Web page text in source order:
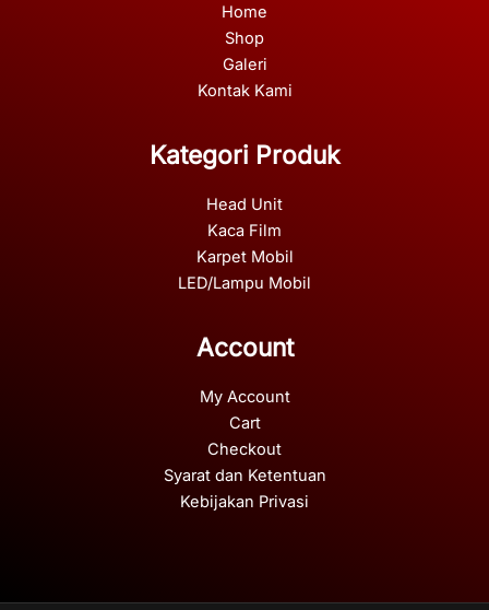
Home
Shop
Galeri
Kontak Kami
Kategori Produk
Head Unit
Kaca Film
Karpet Mobil
LED/Lampu Mobil
Account
My Account
Cart
Checkout
Syarat dan Ketentuan
Kebijakan Privasi